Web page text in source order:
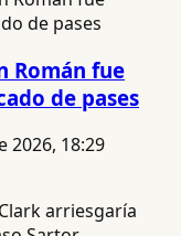
Román fue
de pases
2026, 18:29